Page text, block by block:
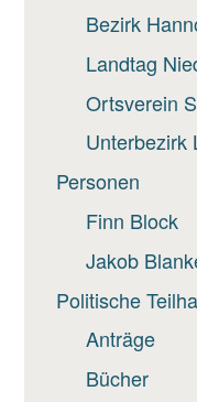
Bezirk
Landtag
Ortsverein
Unterbezirk
Personen
Finn Block
Jakob
Politische
Anträge
Bücher